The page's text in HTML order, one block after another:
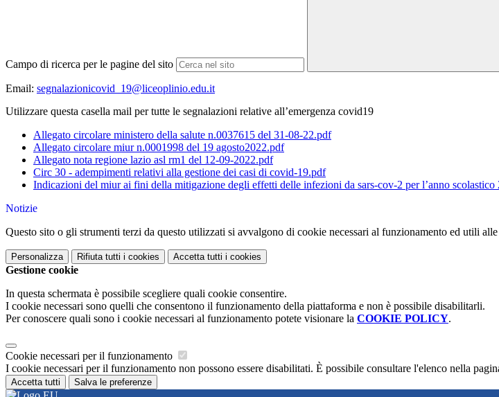
Campo di ricerca per le pagine del sito
Email: segnalazionicovid_19@liceoplinio.edu.it
Utilizzare questa casella mail per tutte le segnalazioni relative all’emergenza covid19
Allegato circolare ministero della salute n.0037615 del 31-08-22.pdf
Allegato circolare miur n.0001998 del 19 agosto2022.pdf
Allegato nota regione lazio asl rm1 del 12-09-2022.pdf
Circ 30 - adempimenti relativi alla gestione dei casi di covid-19.pdf
Indicazioni del miur ai fini della mitigazione degli effetti delle infezioni da sars-cov-2 per l’anno
Notizie
Questo sito o gli strumenti terzi da questo utilizzati si avvalgono di cookie necessari al funzionamento ed utili
Personalizza Rifiuta tutti i cookies Accetta tutti i cookies
Gestione cookie
In questa schermata è possibile scegliere quali cookie consentire.
I cookie necessari sono quelli che consentono il funzionamento della piattaforma e non è possibile disabilitarli.
Per conoscere quali sono i cookie necessari al funzionamento potete visionare la COOKIE POLICY.
Cookie necessari per il funzionamento
I cookie necessari per il funzionamento non possono essere disabilitati. È possibile consultare l'elenco nella
Accetta tutti Salva le preferenze